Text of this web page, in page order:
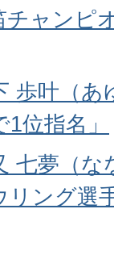
チャンピ
歩叶（あ
位指名」
七夢（な
リング選